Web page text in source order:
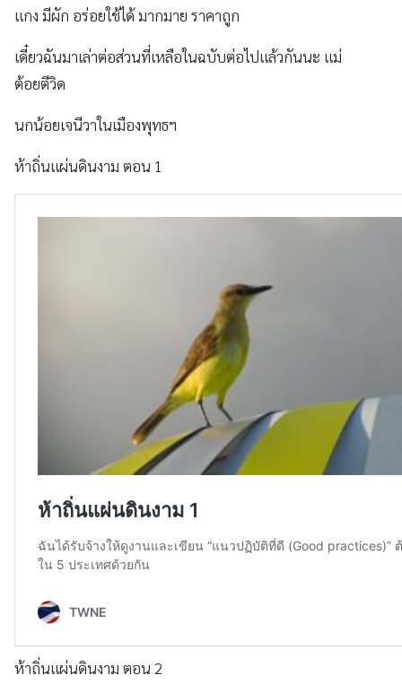
แกง มีผัก อร่อยใช้ได้ มากมาย ราคาถูก
เดี๋ยวฉันมาเล่าต่อส่วนที่เหลือในฉบับต่อไปแล้วกันนะ แม่
ต้อยตีวิด
นกน้อยเจนีวาในเมืองพุทธฯ
ห้าถิ่นแผ่นดินงาม ตอน 1
ห้าถิ่นแผ่นดินงาม ตอน 2